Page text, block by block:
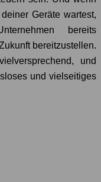
Geräte wartest,
bereits
bereitzustellen.
und
und vielseitiges